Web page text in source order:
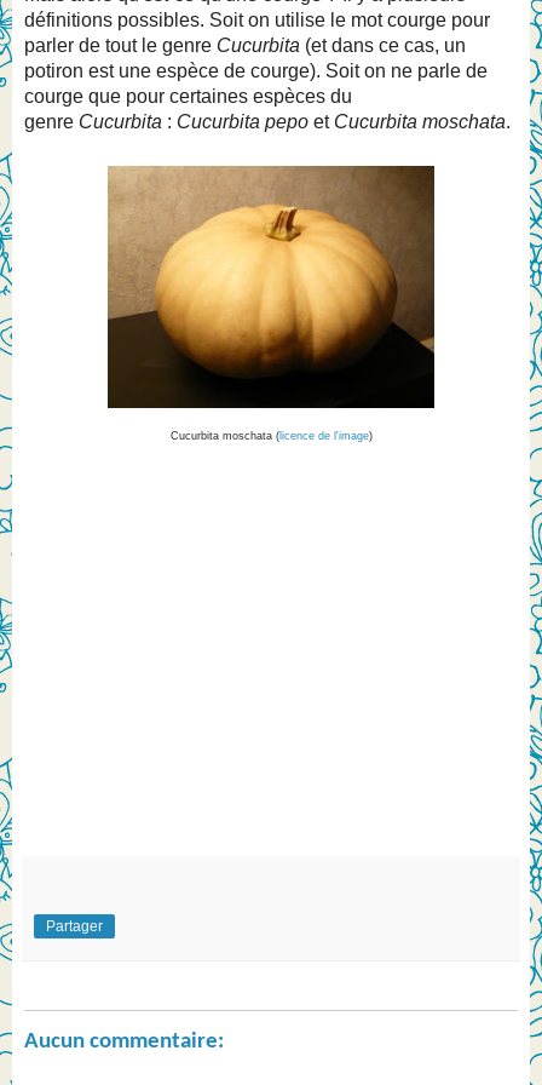
définitions possibles. Soit on utilise le mot courge pour
parler de tout le genre Cucurbita (et dans ce cas, un
potiron est une espèce de courge). Soit on ne parle de
courge que pour certaines espèces du
genre Cucurbita : Cucurbita pepo et Cucurbita moschata.
Cucurbita moschata (licence de l'image)
Partager
Aucun commentaire: